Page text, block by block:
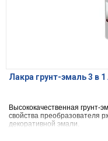
Лакра грунт-эмаль 3 в
Высококачественная грунт-
свойства преобразователя
декоративной эмали.